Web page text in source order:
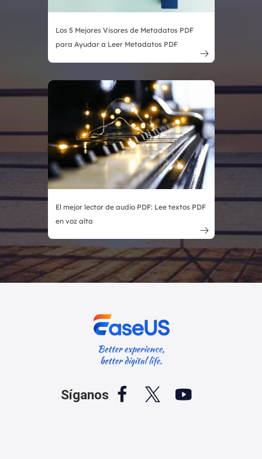
Los 5 Mejores Visores de Metadatos PDF
para Ayudar a Leer Metadatos PDF

El mejor lector de audio PDF: Lee textos PDF
en voz alta

Síganos   